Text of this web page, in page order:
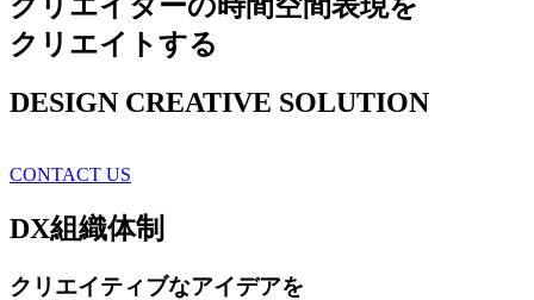
クリエイターの時間空間表現を
クリエイトする
DESIGN CREATIVE SOLUTION
CONTACT US
DX組織体制
クリエイティブなアイデアを